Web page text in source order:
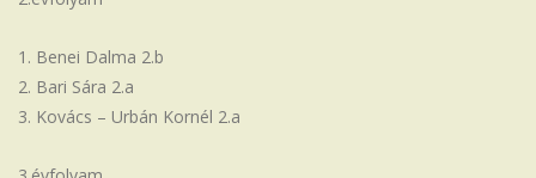
Benei Dalma 2.b
Bari Sára 2.a
Kovács – Urbán Kornél 2.a